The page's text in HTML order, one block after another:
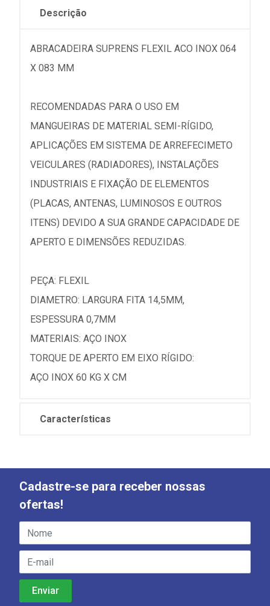
Descrição
ABRACADEIRA SUPRENS FLEXIL ACO INOX 064
X 083 MM
RECOMENDADAS PARA O USO EM
MANGUEIRAS DE MATERIAL SEMI-RÍGIDO,
APLICAÇÕES EM SISTEMA DE ARREFECIMETO
VEICULARES (RADIADORES), INSTALAÇÕES
INDUSTRIAIS E FIXAÇÃO DE ELEMENTOS
(PLACAS, ANTENAS, LUMINOSOS E OUTROS
ITENS) DEVIDO A SUA GRANDE CAPACIDADE DE
APERTO E DIMENSÕES REDUZIDAS.
PEÇA: FLEXIL
DIAMETRO: LARGURA FITA 14,5MM,
ESPESSURA 0,7MM
MATERIAIS: AÇO INOX
TORQUE DE APERTO EM EIXO RÍGIDO:
AÇO INOX 60 KG X CM
Características
Cadastre-se para receber nossas
ofertas!